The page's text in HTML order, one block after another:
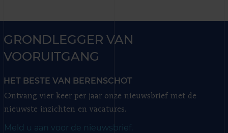
GRONDLEGGER VAN
VOORUITGANG
HET BESTE VAN BERENSCHOT
Ontvang vier keer per jaar onze nieuwsbrief met de
nieuwste inzichten en vacatures.
Meld u aan voor de nieuwsbrief.